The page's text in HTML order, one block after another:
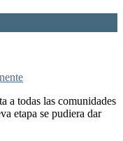
a todas las comunidades
etapa se pudiera dar